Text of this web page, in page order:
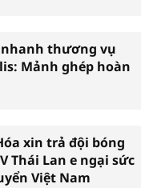
thương vụ
Mảnh ghép hoàn
xin trả đội bóng
Thái Lan e ngại sức
Việt Nam